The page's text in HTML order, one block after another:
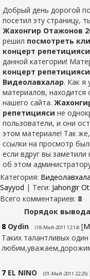
Добрый день дорогой
посетил эту страницу,
Жахонгир Отажонов
решил посмотреть
концерт репетицияси
данной категории!
концерт репетицияси
Видеолавхалар. Как я
материалов, находится
нашего сайта.
репетицияси не
пользователи, и они
этом материале! Так
ссылки на просмотр
если вдруг вы
об этом
Категория:
Sayyod | Теги: Jahongir
Всего комментариев: 8
Порядок
8 Oydin (18-Май-2011 12:14) [
Таких талантливых
7 EL NINO (01-Май-2011 22:25)